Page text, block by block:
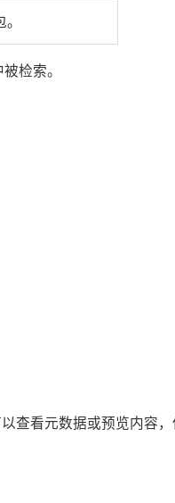
检索。
查看元数据或预览内容